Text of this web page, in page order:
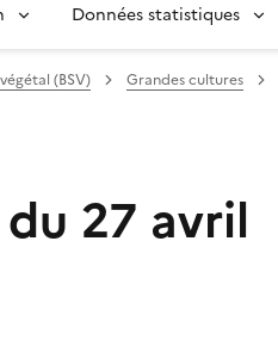
Données statistiques
(BSV) Grandes cultures
du 27 avril